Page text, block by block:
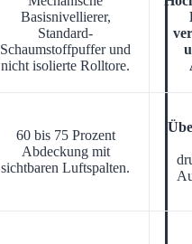
Basisnivellierer,
Standard-
Schaumstoffpuffer und
nicht isolierte Rolltore.
60 bis 75 Prozent
Abdeckung mit
sichtbaren Luftspalten.